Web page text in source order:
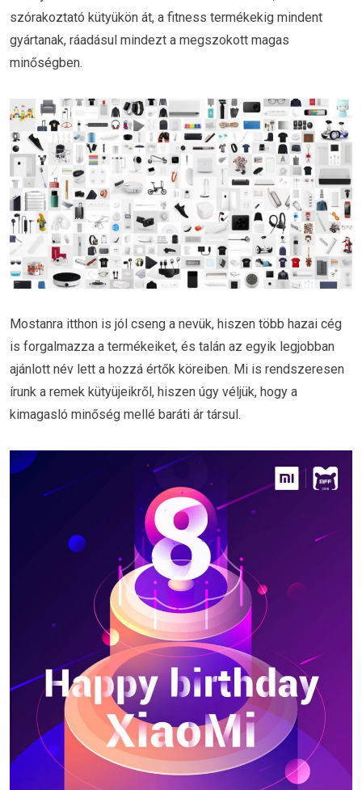
szórakoztató kütyükön át, a fitness termékekig mindent
gyártanak, ráadásul mindezt a megszokott magas
minőségben.
Mostanra itthon is jól cseng a nevük, hiszen több hazai cég
is forgalmazza a termékeiket, és talán az egyik legjobban
ajánlott név lett a hozzá értők köreiben. Mi is rendszeresen
írunk a remek kütyüjeikről, hiszen úgy véljük, hogy a
kimagasló minőség mellé baráti ár társul.